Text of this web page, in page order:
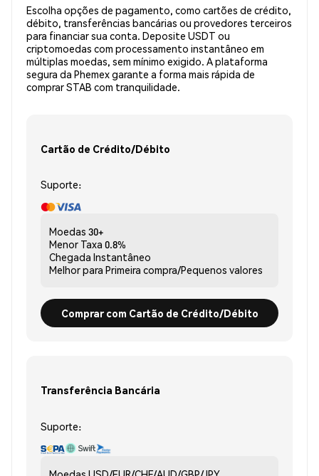
Escolha opções de pagamento, como cartões de crédito,
débito, transferências bancárias ou provedores terceiros
para financiar sua conta. Deposite USDT ou
criptomoedas com processamento instantâneo em
múltiplas moedas, sem mínimo exigido. A plataforma
segura da Phemex garante a forma mais rápida de
comprar STAB com tranquilidade.
Cartão de Crédito/Débito
Suporte:
Moedas 30+
Menor Taxa 0.8%
Chegada Instantâneo
Melhor para Primeira compra/Pequenos valores
Comprar com Cartão de Crédito/Débito
Transferência Bancária
Suporte: